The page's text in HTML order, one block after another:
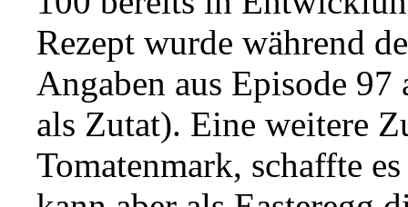
Rezept wurde während
Angaben aus Episode
als Zutat). Eine weitere
Tomatenmark, schaffte